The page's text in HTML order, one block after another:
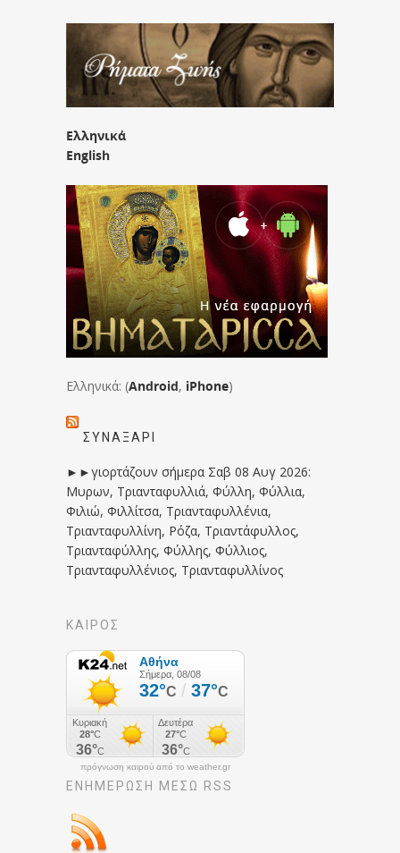
Ελληνικά
English
Ελληνικά: (Android, iPhone)
ΣΥΝΑΞΆΡΙ
►►γιορτάζουν σήμερα Σαβ 08 Αυγ 2026:
Μυρων, Τριανταφυλλιά, Φύλλη, Φύλλια,
Φιλιώ, Φιλλίτσα, Τριανταφυλλένια,
Τριανταφυλλίνη, Ρόζα, Τριαντάφυλλος,
Τριανταφύλλης, Φύλλης, Φύλλιος,
Τριανταφυλλένιος, Τριανταφυλλίνος
ΚΑΙΡΟΣ
πρόγνωση καιρού από το weather.gr
ΕΝΗΜΈΡΩΣΉ ΜΕΣΩ RSS